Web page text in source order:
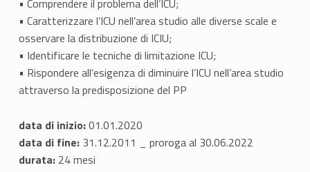
i
o
n
e
a
• Comprendere il problema dell’ICU;
• Caratterizzare l’ICU nell’area studio alle diverse scale e
osservare la distribuzione di ICIU;
• Identificare le tecniche di limitazione ICU;
• Rispondere all’esigenza di diminuire l’ICU nell’area studio
attraverso la predisposizione del PP
data di inizio:01.01.2020
data di fine: 31.12.2011 _ proroga al 30.06.2022
durata: 24 mesi